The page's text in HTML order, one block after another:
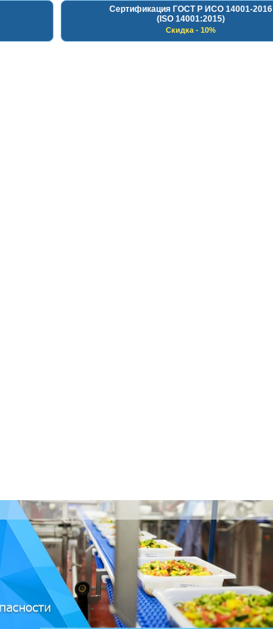
Сертификация ГОСТ Р ИСО 14001-2016
(ISO 14001:2015)
Скидка - 10%